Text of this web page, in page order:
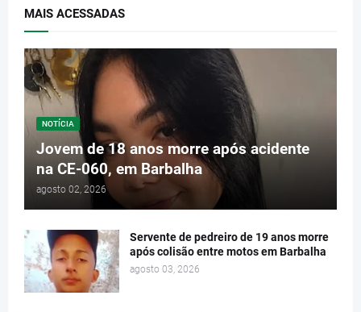
MAIS ACESSADAS
NOTÍCIA
Jovem de 18 anos morre após acidente
na CE-060, em Barbalha
agosto 02, 2026
Servente de pedreiro de 19 anos morre
após colisão entre motos em Barbalha
agosto 03, 2026